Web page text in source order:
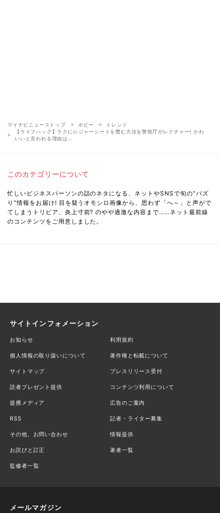
マイナビニューストップ ホビー
トレンド
【ライフハック】ラクにレジャーシートを畳む方法を警視庁がレクチャー! かわ
いいと言われる理由は…
このカテゴリーについて
忙しいビジネスパーソンの話のネタになる、ネットやSNSで旬の"バズ
り"情報をお届け! 目を疑うオモシロ画像から、思わず「へ～」と声がで
てしまうトリビア、炎上寸前? のやや過激な内容まで……ネット最前線
のコンテンツをご用意しました。
サイトインフォメーション
お知らせ 利用規約
個人情報の取り扱いについて 著作権と転載について
サイトマップ プレスリリース受付
読者プレゼント提供 コンテンツ利用について
提携メディア 広告のご案内
RSS 記者・ライター募集
その他、お問い合わせ 情報提供
お詫びと訂正 著者一覧
監修者一覧
メールマガジン